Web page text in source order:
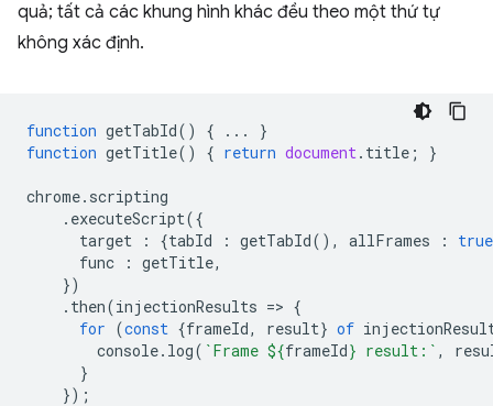
quả; tất cả các khung hình khác đều theo một thứ tự
không xác định.
function getTabId() { ...
}
function getTitle() { return document. title ; }
chrome. scripting
. executeScript({
target
: {tabId : getTabId(), allFrames :
true
func
: getTitle,
})
. then(injectionResults => {
for (const {frameId, result} of
console. log( `Frame ${frameId} result:` ,
}
});